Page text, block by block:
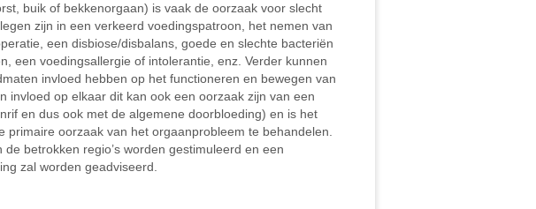
buik of bekkenorgaan) is vaak de oorzaak voor slecht
zijn in een verkeerd voedingspatroon, het nemen van
een disbiose/disbalans, goede en slechte bacteriën
een voedingsallergie of intolerantie, enz. Verder kunnen
invloed hebben op het functioneren en bewegen van
invloed op elkaar dit kan ook een oorzaak zijn van een
en dus ook met de algemene doorbloeding) en is het
oorzaak van het orgaanprobleem te behandelen.
betrokken regio’s worden gestimuleerd en een
zal worden geadviseerd.